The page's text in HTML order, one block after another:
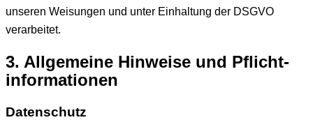
unseren Weisungen und unter Einhaltung der DSGVO
verarbeitet.
3. Allgemeine Hinweise und Pflicht­
informationen
Datenschutz